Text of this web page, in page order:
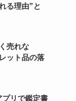
る理由”と
売れな
ット品の落
プリで鑑定書